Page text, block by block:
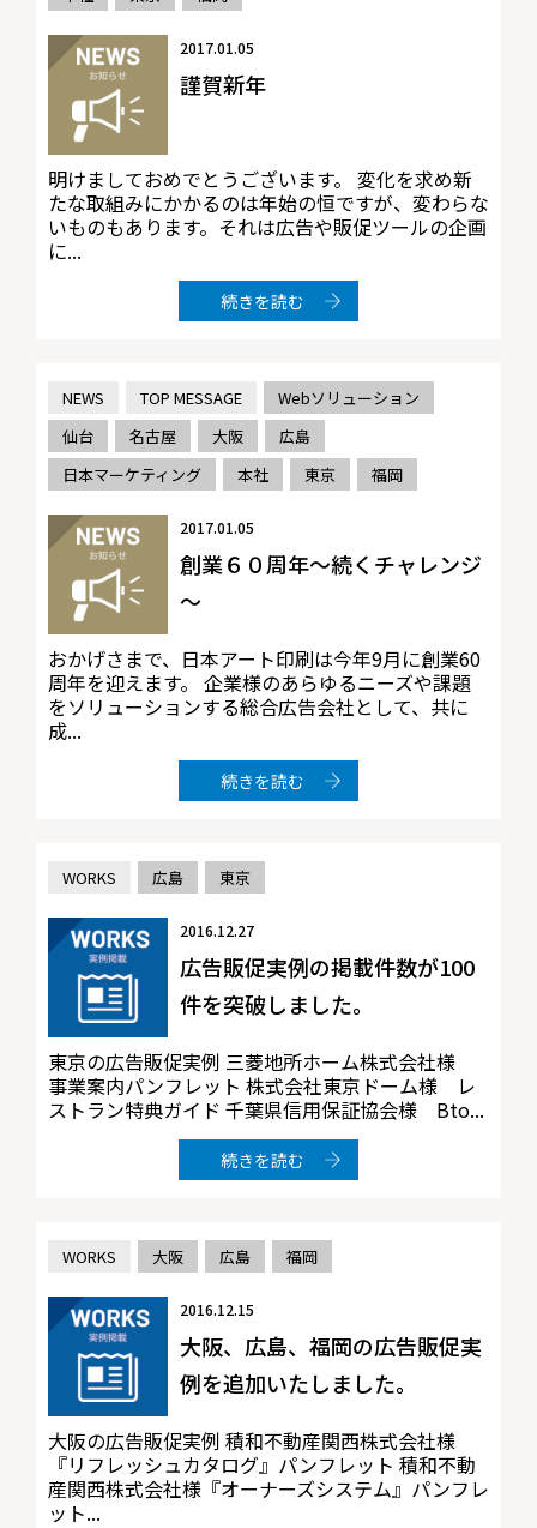
2017.01.05
謹賀新年
明けましておめでとうございます。 変化を求め新
たな取組みにかかるのは年始の恒ですが、変わらな
いものもあります。それは広告や販促ツールの企画
に...
続きを読む
NEWS TOP MESSAGE
Webソリューション
仙台
名古屋 大阪
広島
日本マーケティング
本社 東京 福岡
2017.01.05
創業６０周年～続くチャレンジ
～
おかげさまで、日本アート印刷は今年9月に創業60
周年を迎えます。 企業様のあらゆるニーズや課題
をソリューションする総合広告会社として、共に
成...
続きを読む
WORKS 広島 東京
2016.12.27
広告販促実例の掲載件数が100
件を突破しました。
東京の広告販促実例 三菱地所ホーム株式会社様
事業案内パンフレット 株式会社東京ドーム様 レ
ストラン特典ガイド 千葉県信用保証協会様 Bto...
続きを読む
WORKS 大阪 広島 福岡
2016.12.15
大阪、広島、福岡の広告販促実
例を追加いたしました。
大阪の広告販促実例 積和不動産関西株式会社様
『リフレッシュカタログ』パンフレット 積和不動
産関西株式会社様『オーナーズシステム』パンフレ
ット...